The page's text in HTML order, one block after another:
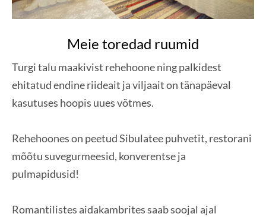
Meie toredad ruumid
Turgi talu maakivist rehehoone ning palkidest
ehitatud endine riideait ja viljaait on tänapäeval
kasutuses hoopis uues võtmes.
Rehehoones on peetud Sibulatee puhvetit, restorani
mõõtu suvegurmeesid, konverentse ja
pulmapidusid!
Romantilistes aidakambrites saab soojal ajal